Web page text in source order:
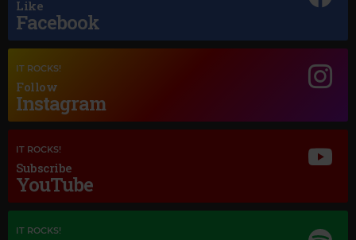
Magic Jazz
ELLA FITZGERALD
Like
Facebook
IT ROCKS!
Follow
Instagram
IT ROCKS!
Subscribe
YouTube
IT ROCKS!